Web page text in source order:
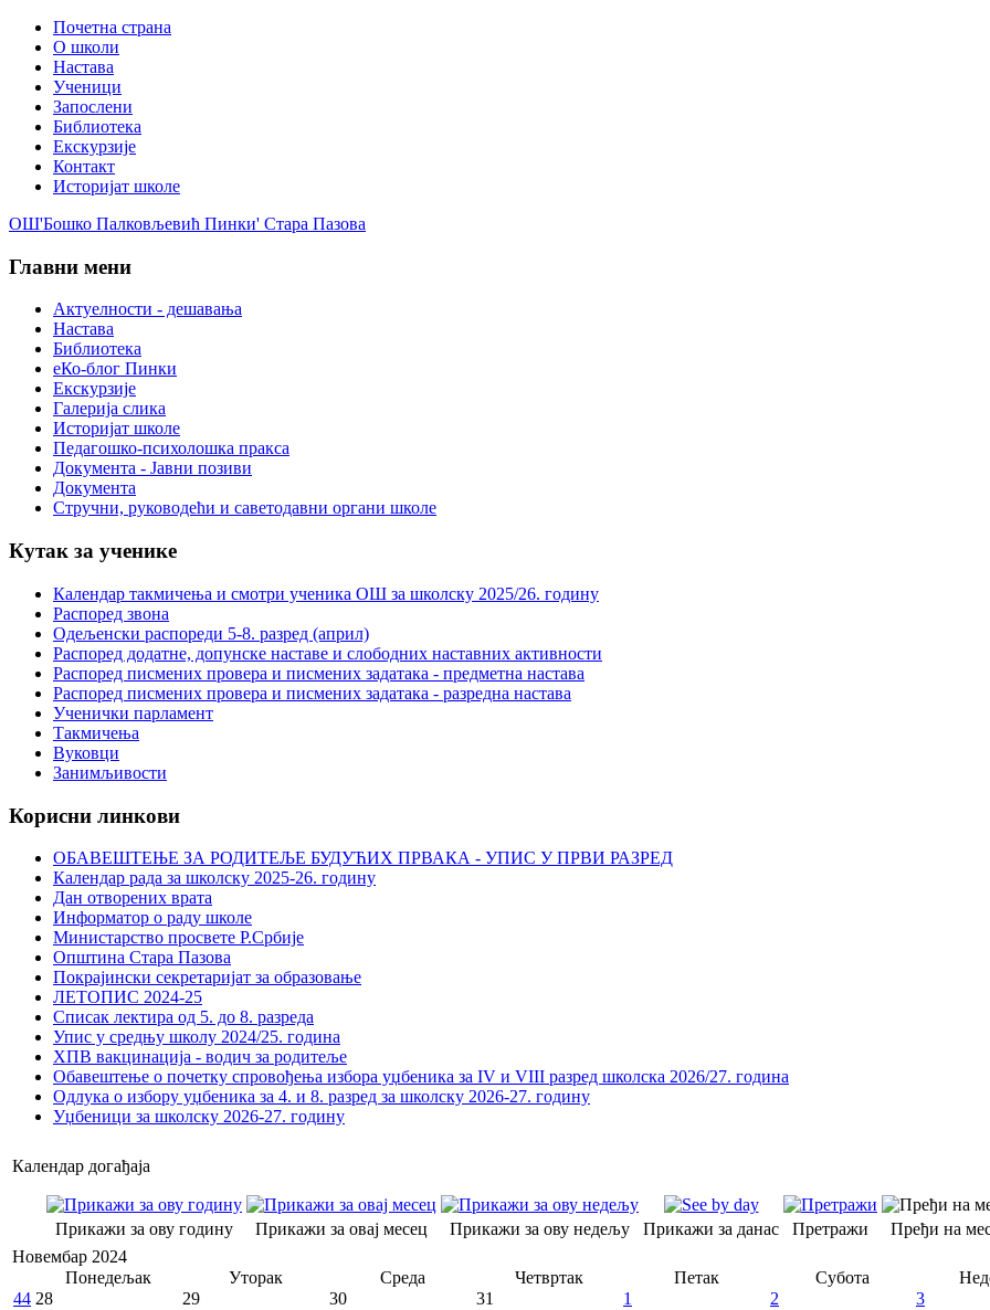
Почетна страна
О школи
Настава
Ученици
Запослени
Библиотека
Екскурзије
Контакт
Историјат школе
ОШ'Бошко Палковљевић Пинки' Стара Пазова
Главни мени
Актуелности - дешавања
Настава
Библиотека
еКо-блог Пинки
Екскурзије
Галерија слика
Историјат школе
Педагошко-психолошка пракса
Документа - Јавни позиви
Документа
Стручни, руководећи и саветодавни органи школе
Кутак за ученике
Календар такмичења и смотри ученика ОШ за школску 2025/26. годину
Распоред звона
Одељенски распореди 5-8. разред (април)
Распоред додатне, допунске наставе и слободних наставних активности
Распоред писмених провера и писмених задатака - предметна настава
Распоред писмених провера и писмених задатака - разредна настава
Ученички парламент
Такмичења
Вуковци
Занимљивости
Корисни линкови
ОБАВЕШТЕЊЕ ЗА РОДИТЕЉЕ БУДУЋИХ ПРВАКА - УПИС У ПРВИ РАЗРЕД
Календар рада за школску 2025-26. годину
Дан отворених врата
Информатор о раду школе
Министарство просвете Р.Србије
Општина Стара Пазова
Покрајински секретаријат за образовање
ЛЕТОПИС 2024-25
Списак лектира од 5. до 8. разреда
Упис у средњу школу 2024/25. година
ХПВ вакцинација - водич за родитеље
Обавештење о почетку спровођења избора уџбеника за IV и VIII разред школска 2026/27. година
Одлука о избору уџбеника за 4. и 8. разред за школску 2026-27. годину
Уџбеници за школску 2026-27. годину
Календар догађаја
Прикажи за ову годину Прикажи за овај месец Прикажи за ову недељу Прикажи за данас Претражи
Пређи на
Новембар 2024
Понедељак
Уторак Среда Четвртак Петак Субота
44 28 29 30 31 1 2 3